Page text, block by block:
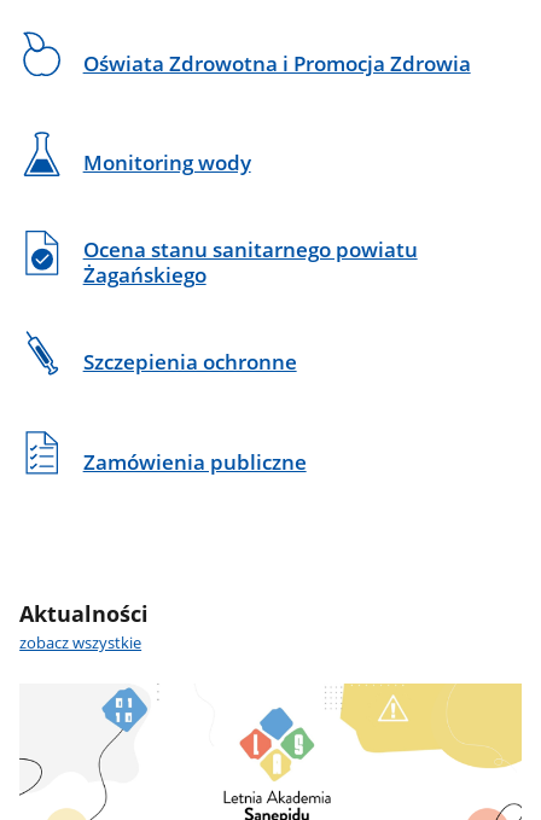
Oświata Zdrowotna i Promocja Zdrowia
Monitoring wody
Ocena stanu sanitarnego powiatu
Żagańskiego
Szczepienia ochronne
Zamówienia publiczne
Aktualności
zobacz wszystkie